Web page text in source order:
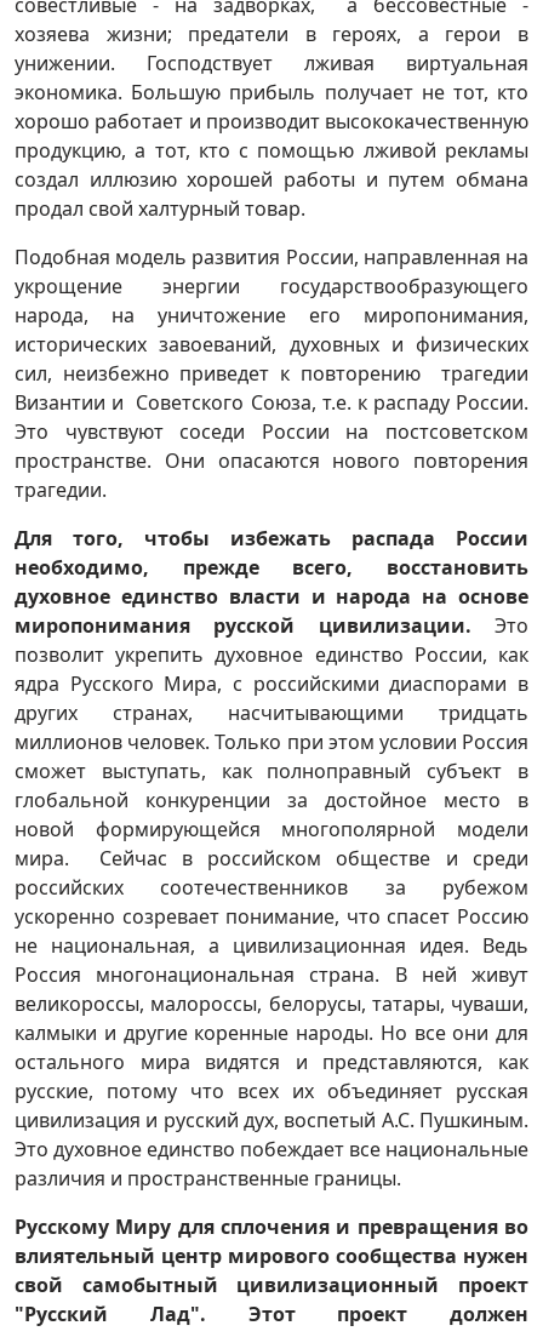
хозяева жизни; предатели в героях, а герои в
унижении. Господствует лживая виртуальная
экономика. Большую прибыль получает не тот, кто
хорошо работает и производит высококачественную
продукцию, а тот, кто с помощью лживой рекламы
создал иллюзию хорошей работы и путем обмана
продал свой халтурный товар.
Подобная модель развития России, направленная на
укрощение энергии государствообразующего
народа, на уничтожение его миропонимания,
исторических завоеваний, духовных и физических
сил, неизбежно приведет к повторению трагедии
Византии и Советского Союза, т.е. к распаду России.
Это чувствуют соседи России на постсоветском
пространстве. Они опасаются нового повторения
трагедии.
Для того, чтобы избежать распада России
необходимо, прежде всего, восстановить
духовное единство власти и народа на основе
миропонимания русской цивилизации. Это
позволит укрепить духовное единство России, как
ядра Русского Мира, с российскими диаспорами в
других странах, насчитывающими тридцать
миллионов человек. Только при этом условии Россия
сможет выступать, как полноправный субъект в
глобальной конкуренции за достойное место в
новой формирующейся многополярной модели
мира. Сейчас в российском обществе и среди
российских соотечественников за рубежом
ускоренно созревает понимание, что спасет Россию
не национальная, а цивилизационная идея. Ведь
Россия многонациональная страна. В ней живут
великороссы, малороссы, белорусы, татары, чуваши,
калмыки и другие коренные народы. Но все они для
остального мира видятся и представляются, как
русские, потому что всех их объединяет русская
цивилизация и русский дух, воспетый А.С. Пушкиным.
Это духовное единство побеждает все национальные
различия и пространственные границы.
Русскому Миру для сплочения и превращения во
влиятельный центр мирового сообщества нужен
свой самобытный цивилизационный проект
"Русский Лад". Этот проект должен